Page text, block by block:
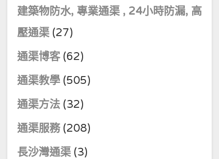
建築物防水, 專業通渠 , 24小時防漏, 高
壓通渠 (27)
通渠博客(62)
通渠教學 (505)
通渠方法 (32)
通渠服務(208)
長沙灣通渠 (3)